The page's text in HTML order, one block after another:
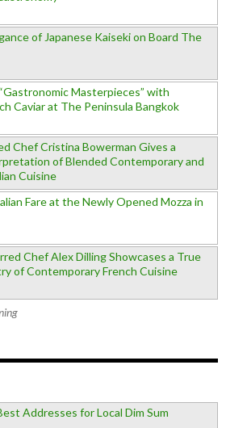
of Japanese Kaiseki on Board The
Masterpieces” with
Caviar at The Peninsula Bangkok
Chef Cristina Bowerman Gives a
of Blended Contemporary and
Cuisine
Fare at the Newly Opened Mozza in
Chef Alex Dilling Showcases a True
of Contemporary French Cuisine
Addresses for Local Dim Sum